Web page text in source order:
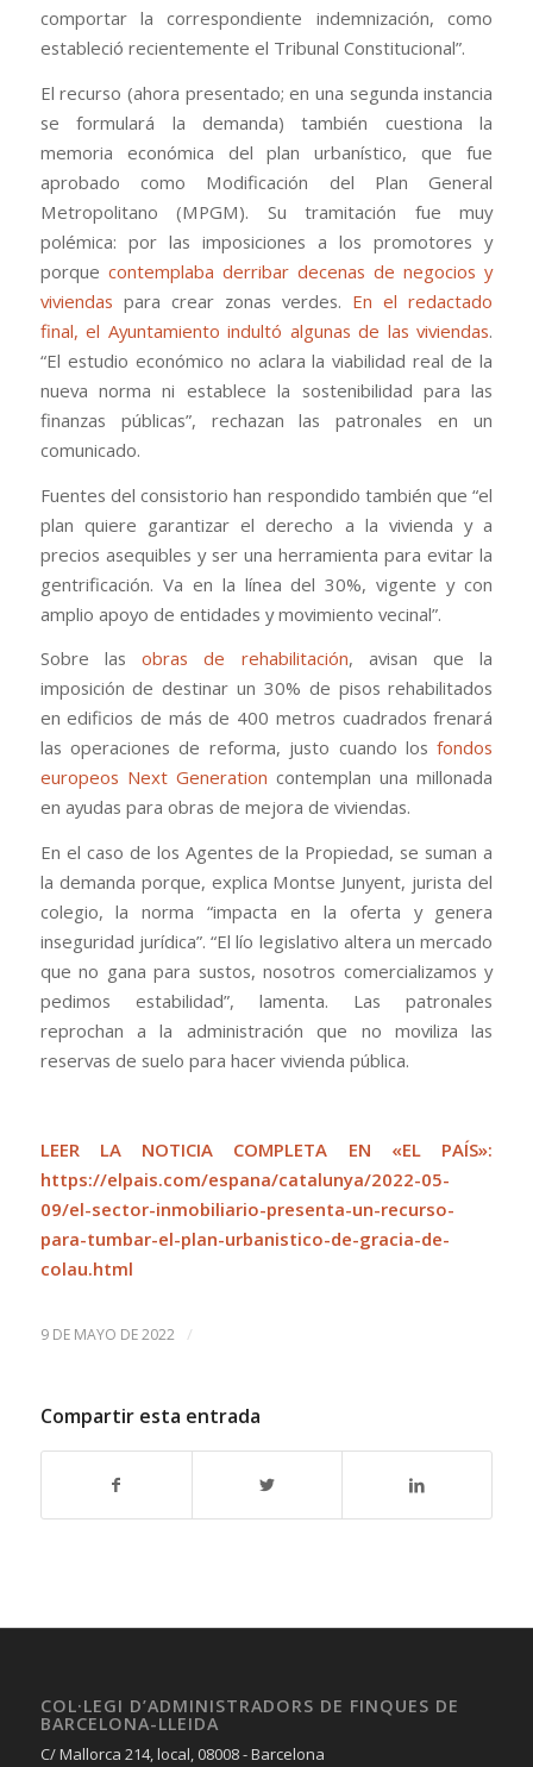
comportar la correspondiente indemnización, como
estableció recientemente el Tribunal Constitucional”.
El recurso (ahora presentado; en una segunda instancia
se formulará la demanda) también cuestiona la
memoria económica del plan urbanístico, que fue
aprobado como Modificación del Plan General
Metropolitano (MPGM). Su tramitación fue muy
polémica: por las imposiciones a los promotores y
porque contemplaba derribar decenas de negocios y
viviendas para crear zonas verdes. En el redactado
final, el Ayuntamiento indultó algunas de las viviendas.
“El estudio económico no aclara la viabilidad real de la
nueva norma ni establece la sostenibilidad para las
finanzas públicas”, rechazan las patronales en un
comunicado.
Fuentes del consistorio han respondido también que “el
plan quiere garantizar el derecho a la vivienda y a
precios asequibles y ser una herramienta para evitar la
gentrificación. Va en la línea del 30%, vigente y con
amplio apoyo de entidades y movimiento vecinal”.
Sobre lasobras de rehabilitación, avisan que la
imposición de destinar un 30% de pisos rehabilitados
en edificios de más de 400 metros cuadrados frenará
las operaciones de reforma, justo cuando losfondos
europeos Next Generation contemplan una millonada
en ayudas para obras de mejora de viviendas.
En el caso de los Agentes de la Propiedad, se suman a
la demanda porque, explica Montse Junyent, jurista del
colegio, la norma “impacta en la oferta y genera
inseguridad jurídica”. “El lío legislativo altera un mercado
que no gana para sustos, nosotros comercializamos y
pedimos estabilidad”, lamenta. Las patronales
reprochan a la administración que no moviliza las
reservas de suelo para hacer vivienda pública.
LEER LA NOTICIA COMPLETA EN «EL PAÍS»:
https://elpais.com/espana/catalunya/2022-05-
09/el-sector-inmobiliario-presenta-un-recurso-
para-tumbar-el-plan-urbanistico-de-gracia-de-
colau.html
9 DE MAYO DE 2022 /
Compartir esta entrada
COL·LEGI D’ADMINISTRADORS DE FINQUES DE
BARCELONA-LLEIDA
C/ Mallorca 214, local, 08008 - Barcelona